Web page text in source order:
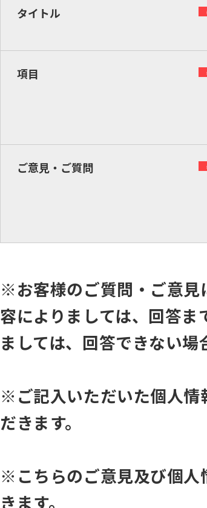
タイトル
項目
ご意見・ご質問
※お客様のご質問・ご意見
容によりましては、回答
ましては、回答できない場
※ご記入いただいた個人情
だきます。
※こちらのご意見及び個人
きます。